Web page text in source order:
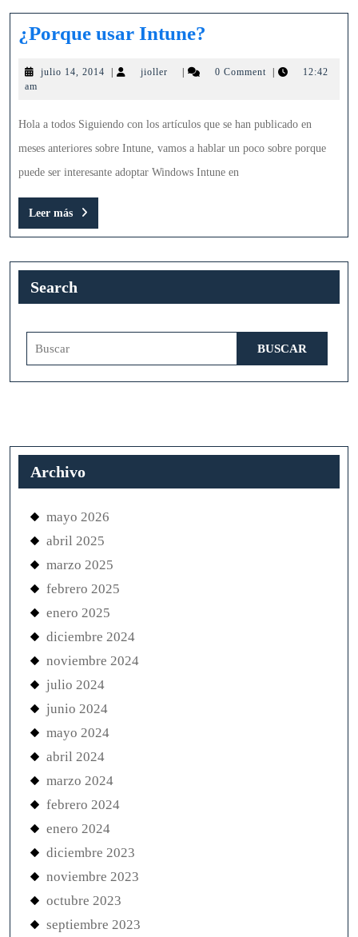
¿Porque usar Intune?
Intune?
julio 14, 2014 julio
jioller jioller 0 Comment
12:42
am
Hola a todos Siguiendo con los artículos que se han publicado en
meses anteriores sobre Intune, vamos a hablar un poco sobre porque
puede ser interesante adoptar Windows Intune en
Leer más
más
Search
Archivo
mayo 2026
abril 2025
marzo 2025
febrero 2025
enero 2025
diciembre 2024
noviembre 2024
julio 2024
junio 2024
mayo 2024
abril 2024
marzo 2024
febrero 2024
enero 2024
diciembre 2023
noviembre 2023
octubre 2023
septiembre 2023